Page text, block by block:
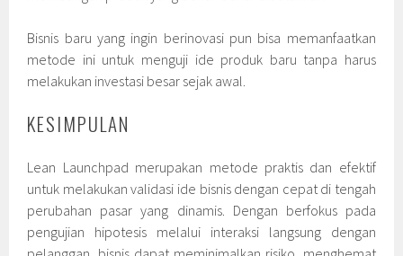
Bisnis baru yang ingin berinovasi pun bisa memanfaatkan
metode ini untuk menguji ide produk baru tanpa harus
melakukan investasi besar sejak awal.
KESIMPULAN
Lean Launchpad merupakan metode praktis dan efektif
untuk melakukan validasi ide bisnis dengan cepat di tengah
perubahan pasar yang dinamis. Dengan berfokus pada
pengujian hipotesis melalui interaksi langsung dengan